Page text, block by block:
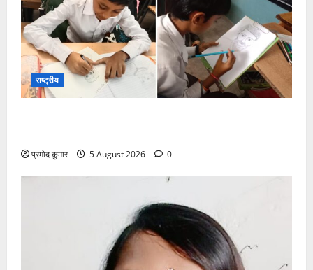
राष्ट्रीय
प्रमोद कुमार 5 August 2026 0